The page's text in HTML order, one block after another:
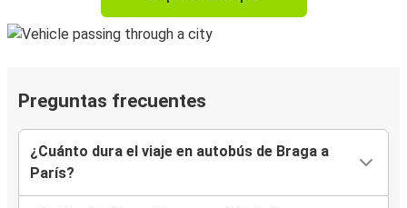
Preguntas frecuentes
¿Cuánto dura el viaje en autobús de Braga a
París?